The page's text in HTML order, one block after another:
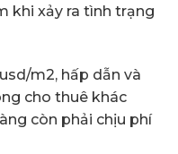
khi xảy ra tình trạng
m2, hấp dẫn và
cho thuê khác
còn phải chịu phí